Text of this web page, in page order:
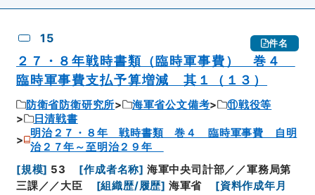
15 件名
２７・８年戦時書類（臨時軍事費） 巻４
臨時軍事費支払予算増減 其１（１３）
防衛省防衛研究所 海軍省公文備考
⑪戦役等
日清戦書
明治２７・８年 戦時書類 巻４ 臨時軍事費 自明
治２７年～至明治２９年
[規模] 53 [作成者名称] 海軍中央司計部／／軍務局第
三課／／大臣
[組織歴/履歴] 海軍省 [資料作成年月